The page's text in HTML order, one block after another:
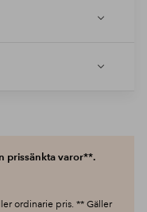
prissänkta varor**.
ordinarie pris. ** Gäller